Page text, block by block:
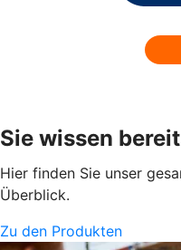
Sie wissen
Hier finden Sie unser
Überblick.
Zu den Produkten